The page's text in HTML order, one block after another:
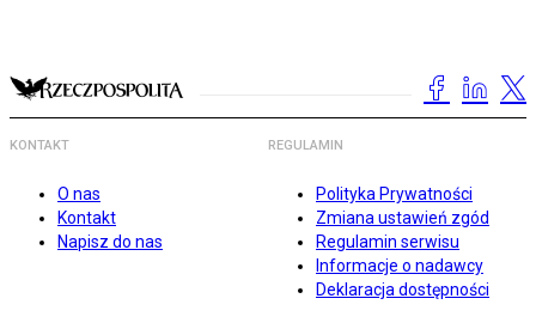
KONTAKT
O nas
Kontakt
Napisz do nas
REGULAMIN
Polityka Prywatności
Zmiana ustawień zgód
Regulamin serwisu
Informacje o nadawcy
Deklaracja dostępności